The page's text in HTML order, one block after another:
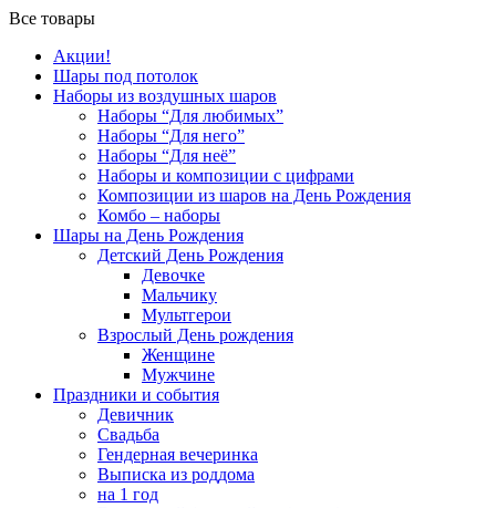
Все товары
Акции!
Шары под потолок
Наборы из воздушных шаров
Наборы “Для любимых”
Наборы “Для него”
Наборы “Для неё”
Наборы и композиции с цифрами
Композиции из шаров на День Рождения
Комбо – наборы
Шары на День Рождения
Детский День Рождения
Девочке
Мальчику
Мультгерои
Взрослый День рождения
Женщине
Мужчине
Праздники и события
Девичник
Свадьба
Гендерная вечеринка
Выписка из роддома
на 1 год